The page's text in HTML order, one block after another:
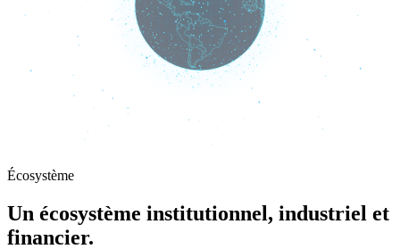
Écosystème
Un écosystème institutionnel, industriel et
financier.